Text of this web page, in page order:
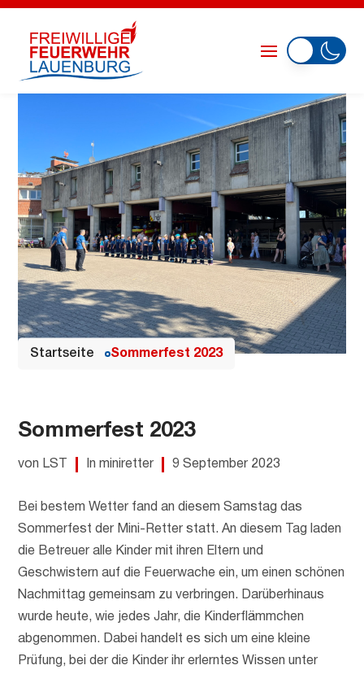
Startseite Sommerfest 2023
Sommerfest 2023
von LST In miniretter 9 September 2023
Bei bestem Wetter fand an diesem Samstag das
Sommerfest der Mini-Retter statt. An diesem Tag laden
die Betreuer alle Kinder mit ihren Eltern und
Geschwistern auf die Feuerwache ein, um einen schönen
Nachmittag gemeinsam zu verbringen. Darüberhinaus
wurde heute, wie jedes Jahr, die Kinderflämmchen
abgenommen. Dabei handelt es sich um eine kleine
Prüfung, bei der die Kinder ihr erlerntes Wissen unter